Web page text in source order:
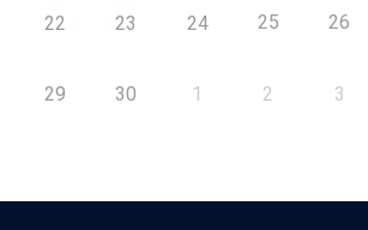
22 23 24 25 26
29 30 1 2 3